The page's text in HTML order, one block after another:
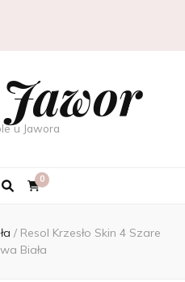
u Jawora
0
/ Resol Krzesło Skin 4 Szare
Biała